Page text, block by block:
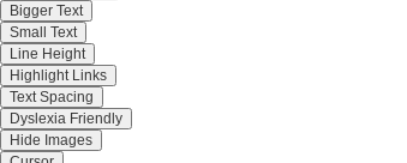
Bigger Text
Small Text
Line Height
Highlight Links
Text Spacing
Dyslexia Friendly
Hide Images